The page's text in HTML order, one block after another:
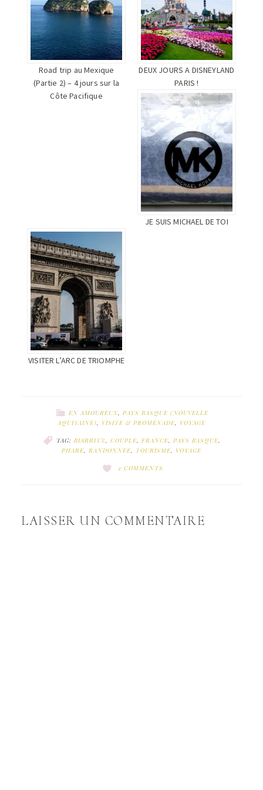
Road trip au Mexique
(Partie 2) – 4 jours sur la
Côte Pacifique
DEUX JOURS A DISNEYLAND
PARIS !
JE SUIS MICHAEL DE TOI
VISITER L’ARC DE TRIOMPHE
EN AMOUREUX, PAYS BASQUE (NOUVELLE
AQUITAINE), VISITE & PROMENADE, VOYAGE
TAG: BIARRITZ, COUPLE, FRANCE, PAYS BASQUE,
PHARE, RANDONNEE, TOURISME, VOYAGE
2 COMMENTS
LAISSER UN COMMENTAIRE